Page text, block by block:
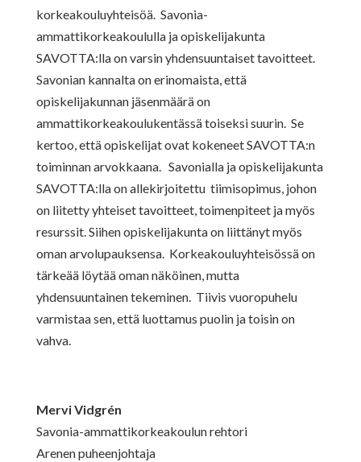
korkeakouluyhteisöä. Savonia-
ammattikorkeakoululla ja opiskelijakunta
SAVOTTA:lla on varsin yhdensuuntaiset tavoitteet.
Savonian kannalta on erinomaista, että
opiskelijakunnan jäsenmäärä on
ammattikorkeakoulukentässä toiseksi suurin. Se
kertoo, että opiskelijat ovat kokeneet SAVOTTA:n
toiminnan arvokkaana. Savonialla ja opiskelijakunta
SAVOTTA:lla on allekirjoitettu tiimisopimus, johon
on liitetty yhteiset tavoitteet, toimenpiteet ja myös
resurssit. Siihen opiskelijakunta on liittänyt myös
oman arvolupauksensa. Korkeakouluyhteisössä on
tärkeää löytää oman näköinen, mutta
yhdensuuntainen tekeminen. Tiivis vuoropuhelu
varmistaa sen, että luottamus puolin ja toisin on
vahva.
Mervi Vidgrén
Savonia-ammattikorkeakoulun rehtori
Arenen puheenjohtaja